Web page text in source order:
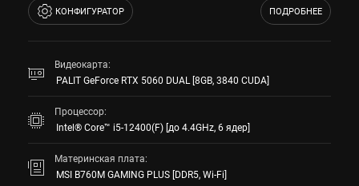
КОНФИГУРАТОР ПОДРОБНЕЕ
Видеокарта:
PALIT GeForce RTX 5060 DUAL [8GB, 3840 CUDA]
Процессор:
Intel® Core™ i5-12400(F) [до 4.4GHz, 6 ядер]
Материнская плата:
MSI B760M GAMING PLUS [DDR5, Wi-Fi]